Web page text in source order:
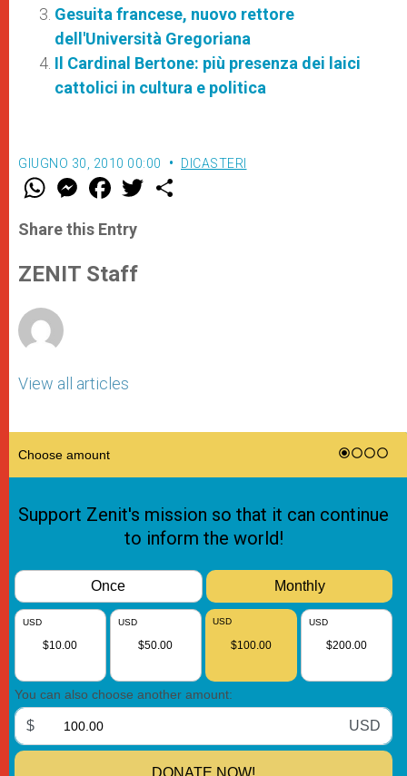
Gesuita francese, nuovo rettore
dell'Università Gregoriana
Il Cardinal Bertone: più presenza dei laici
cattolici in cultura e politica
GIUGNO 30, 2010 00:00 DICASTERI
W
t
s
p
p
M
e
s
e
g
e
F
a
e
b
o
k
w
Share this Entry
ZENIT Staff
View all articles